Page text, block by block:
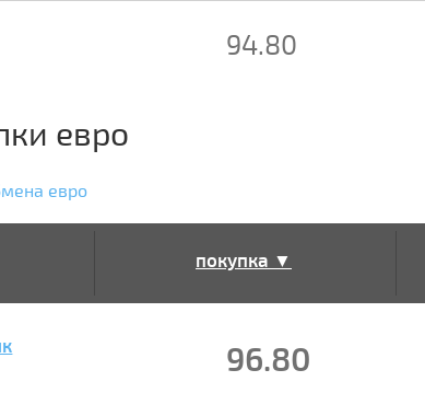
94.80
евро
евро
покупка ▼
96.80